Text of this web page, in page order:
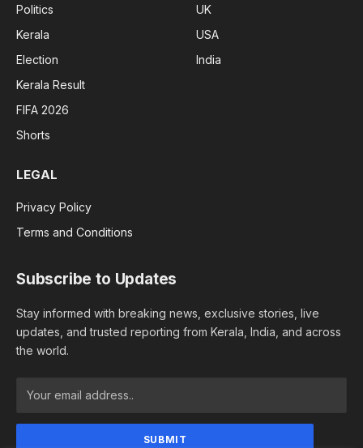
Politics
Kerala
Election
Kerala Result
FIFA 2026
Shorts
UK
USA
India
LEGAL
Privacy Policy
Terms and Conditions
Subscribe to Updates
Stay informed with breaking news, exclusive stories, live
updates, and trusted reporting from Kerala, India, and across
the world.